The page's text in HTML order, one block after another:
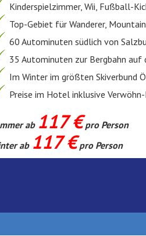
Kinderspielzimmer, Wii, Fußball-
Top-Gebiet für Wanderer,
60 Autominuten südlich von
35 Autominuten zur Bergbahn auf
Im Winter im größten Skiverbund
Preise im Hotel inklusive
ab 117 €pro Person
ab 117 €pro Person